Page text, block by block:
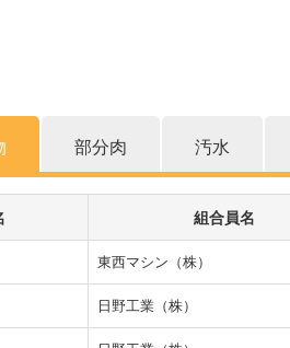
部分肉 汚水
組合員名
東西マシン（株）
日野工業（株）